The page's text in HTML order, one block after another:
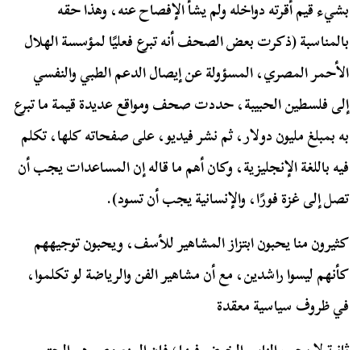
بشيء قيم أقرته دواخله ولم يشأ الإفصاح عنه، وهذا حقه
بالمناسبة (ذكرت بعض الصحف أنه تبرع فعليًا لمؤسسة الهلال
الأحمر المصري، المسؤولة عن إيصال الدعم الطبي والنفسي
إلى فلسطين الحبيبة، حددت صحف ومواقع عديدة قيمة ما تبرع
به بمبلغ مليون دولار، ثم نشر فيديو، على صفحاته كلها، تكلم
فيه باللغة الإنجليزية، وكان أهم ما قاله إن المساعدات يجب أن
تصل إلى غزة فورًا، والإنسانية يجب أن تسود).
كثيرون منا يحبون ابتزاز المشاهير للأسف، ويحبون توجيههم
كأنهم ليسوا راشدين، مع أن مشاهير الفن والرياضة لو تكلموا،
في ظروف سياسية معقدة